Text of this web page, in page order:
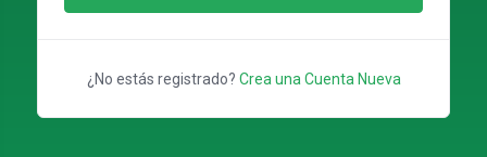
¿No estás registrado? Crea una Cuenta Nueva